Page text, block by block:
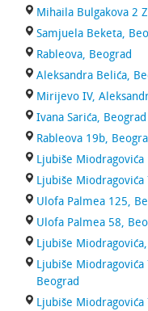
Mihaila Bulgakova 2
Samjuela Beketa,
Rableova, Beograd
Aleksandra Belića,
Mirijevo IV,
Ivana Sarića, Beograd
Rableova 19b,
Ljubiše Miodragovića
Ljubiše Miodragovića
Ulofa Palmea 125,
Ulofa Palmea 58,
Ljubiše
Ljubiše
Beograd
Ljubiše Miodragovića